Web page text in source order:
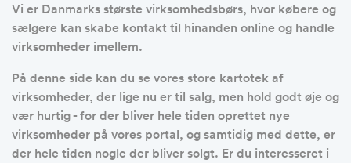
Vi er Danmarks største virksomhedsbørs, hvor købere og
sælgere kan skabe kontakt til hinanden online og handle
virksomheder imellem.
På denne side kan du se vores store kartotek af
virksomheder, der lige nu er til salg, men hold godt øje og
vær hurtig - for der bliver hele tiden oprettet nye
virksomheder på vores portal, og samtidig med dette, er
der hele tiden nogle der bliver solgt. Er du interesseret i